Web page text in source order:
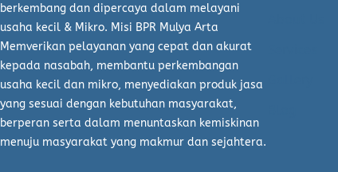
berkembang dan dipercaya dalam melayani
usaha kecil & Mikro. Misi BPR Mulya Arta
Memverikan pelayanan yang cepat dan akurat
kepada nasabah, membantu perkembangan
usaha kecil dan mikro, menyediakan produk jasa
yang sesuai dengan kebutuhan masyarakat,
berperan serta dalam menuntaskan kemiskinan
menuju masyarakat yang makmur dan sejahtera.